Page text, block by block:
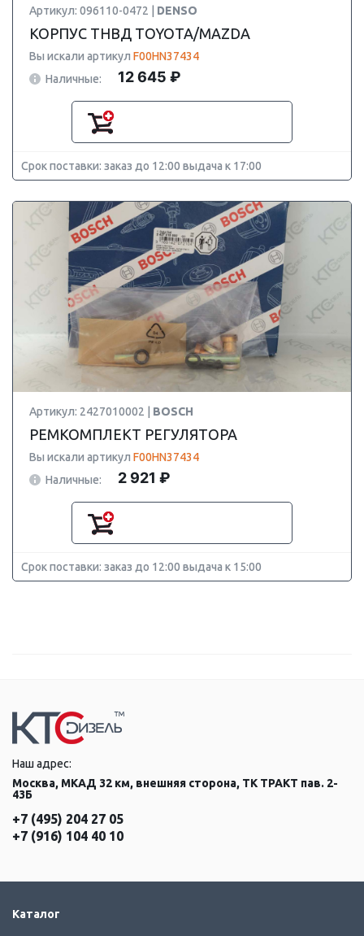
Артикул: 096110-0472 | DENSO
КОРПУС ТНВД TOYOTA/MAZDA
Вы искали артикул F00HN37434
Наличные:
12 645 ₽
Срок поставки: заказ до 12:00 выдача к 17:00
Артикул: 2427010002 | BOSCH
РЕМКОМПЛЕКТ РЕГУЛЯТОРА
Вы искали артикул F00HN37434
Наличные:
2 921 ₽
Срок поставки: заказ до 12:00 выдача к 15:00
Наш адрес:
Москва, МКАД 32 км, внешняя сторона, ТК ТРАКТ пав. 2-
43Б
+7 (495) 204 27 05
+7 (916) 104 40 10
Каталог